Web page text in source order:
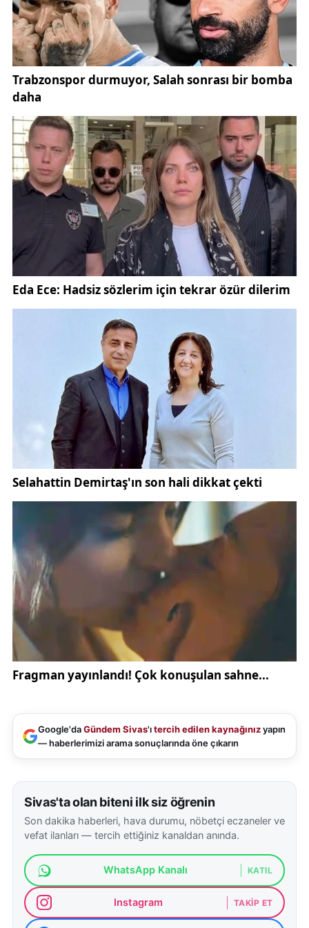
Google'daGündem Sivas'ıtercih edilen kaynağınızyapın
— haberlerimizi arama sonuçlarında öne çıkarın
Sivas'ta olan biteni ilk siz öğrenin
Son dakika haberleri, hava durumu, nöbetçi eczaneler ve
vefat ilanları — tercih ettiğiniz kanaldan anında.
WhatsApp Kanalı KATIL
Instagram TAKIP ET